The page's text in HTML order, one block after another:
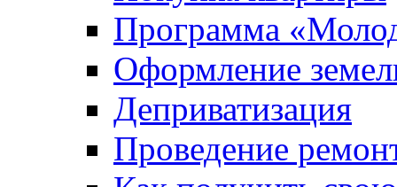
Программа
Оформление
Деприватизация
Проведение